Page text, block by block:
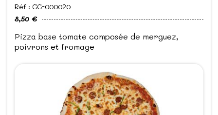
Réf : CC-000020
8,50 €
Pizza base tomate composée de merguez,
poivrons et fromage